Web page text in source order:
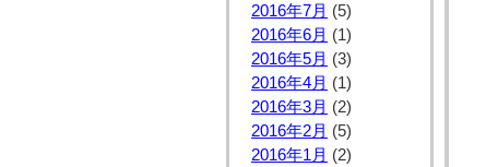
2016年7月 (5)
2016年6月 (1)
2016年5月 (3)
2016年4月 (1)
2016年3月 (2)
2016年2月 (5)
2016年1月 (2)